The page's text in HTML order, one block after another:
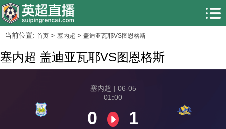
当前位置: 首页> 塞内超 > 盖迪亚瓦耶VS图恩格斯
塞内超 盖迪亚瓦耶VS图恩格斯
塞内超 | 06-05
01:00
0 1